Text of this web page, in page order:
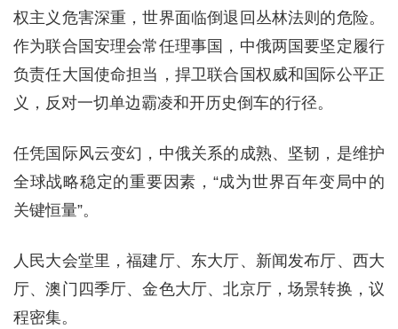
权主义危害深重，世界面临倒退回丛林法则的危险。
作为联合国安理会常任理事国，中俄两国要坚定履行
负责任大国使命担当，捍卫联合国权威和国际公平正
义，反对一切单边霸凌和开历史倒车的行径。
任凭国际风云变幻，中俄关系的成熟、坚韧，是维护
全球战略稳定的重要因素，“成为世界百年变局中的
关键恒量”。
人民大会堂里，福建厅、东大厅、新闻发布厅、西大
厅、澳门四季厅、金色大厅、北京厅，场景转换，议
程密集。